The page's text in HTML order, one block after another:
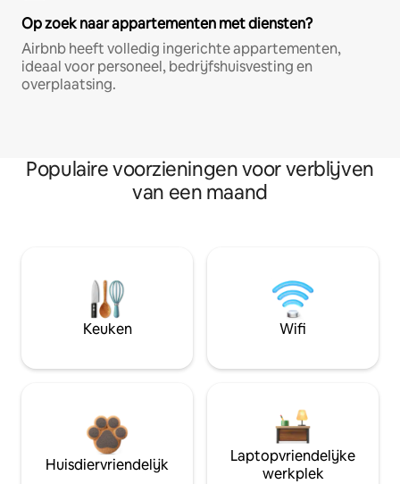
Op zoek naar appartementen met diensten?
Airbnb heeft volledig ingerichte appartementen,
ideaal voor personeel, bedrijfshuisvesting en
overplaatsing.
Populaire voorzieningen voor verblijven
van een maand
Keuken Wifi
Huisdiervriendelijk
Laptopvriendelijke
werkplek